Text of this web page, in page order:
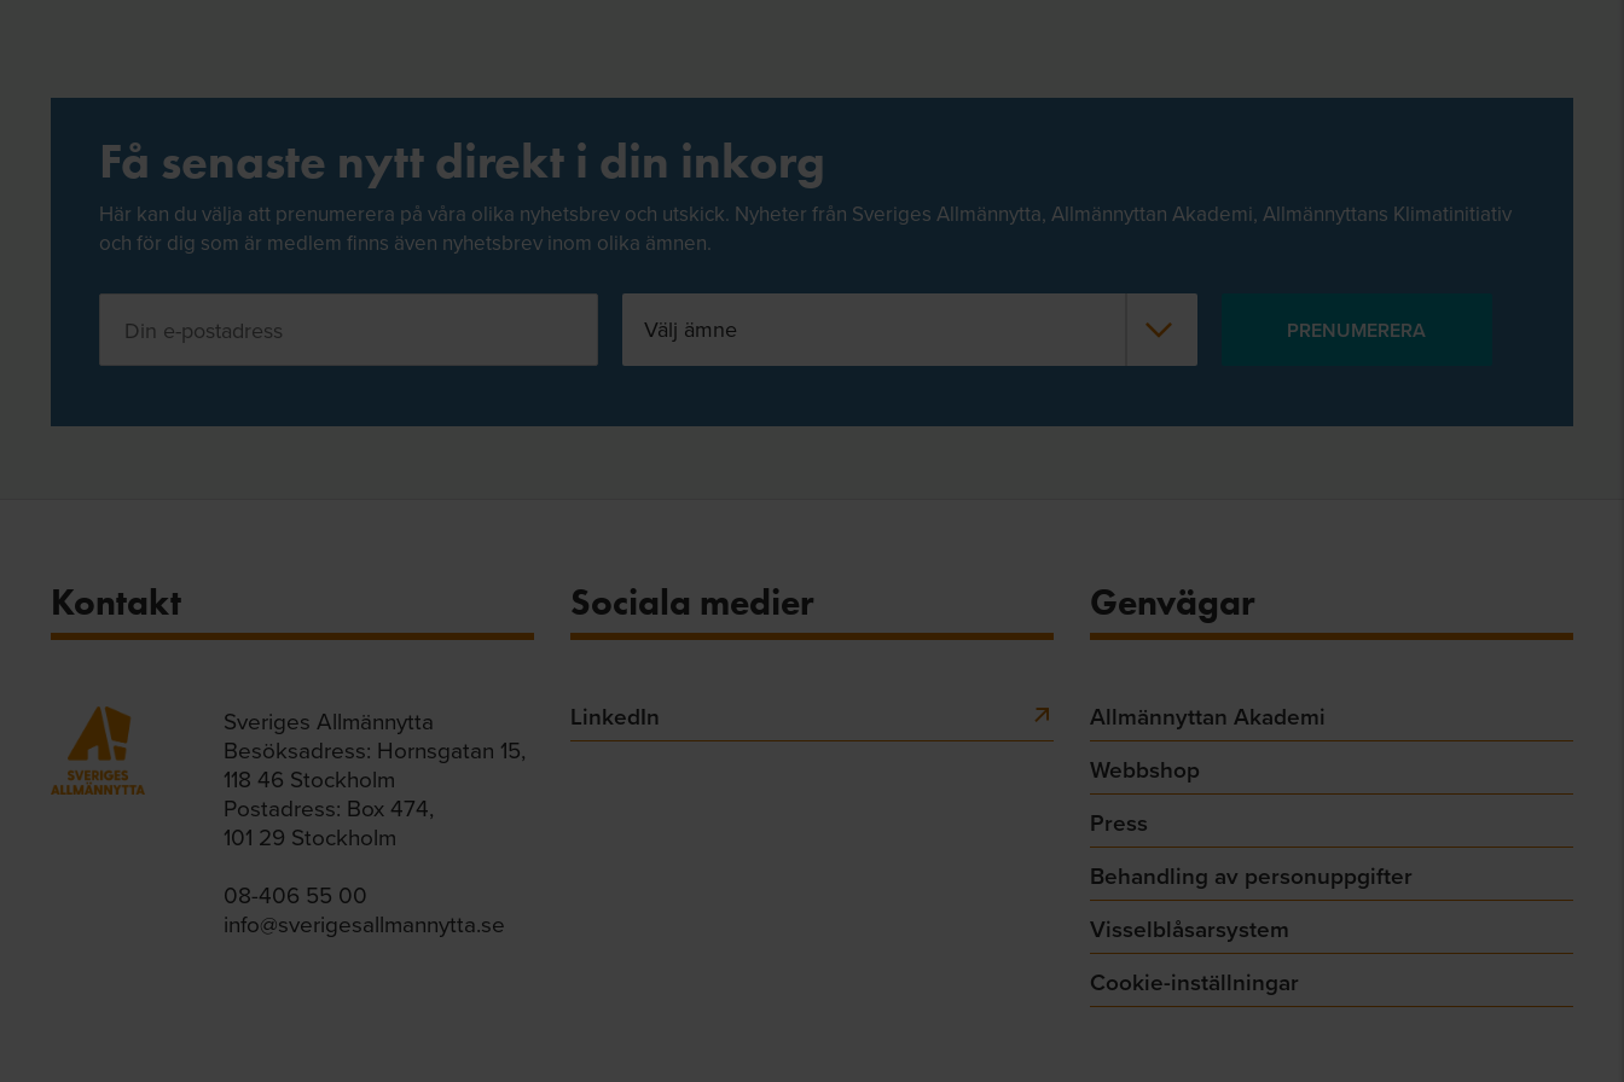
Få senaste nytt direkt i din inkorg
Här kan du välja att prenumerera på våra olika nyhetsbrev och utskick. Nyheter från Sveriges Allmännytta, Allmännyttan Akademi, Allmännyttans Klimatinitiativ
och för dig som är medlem finns även nyhetsbrev inom olika ämnen.
Välj ämne
Kontakt
Sveriges Allmännytta
Besöksadress: Hornsgatan 15,
118 46 Stockholm
Postadress: Box 474,
101 29 Stockholm
08-406 55 00
info@sverigesallmannytta.se
Sociala medier
LinkedIn
Genvägar
Allmännyttan Akademi
Webbshop
Press
Behandling av personuppgifter
Visselblåsarsystem
Cookie-inställningar